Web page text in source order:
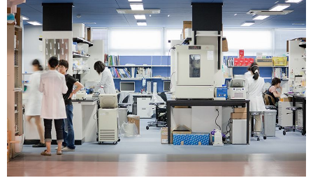
娛樂
教育
工作勞動
家庭
醫療健康